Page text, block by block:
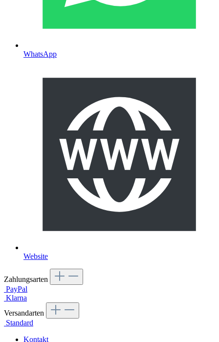
WhatsApp
Website
Zahlungsarten
PayPal
Klarna
Versandarten
Standard
Kontakt